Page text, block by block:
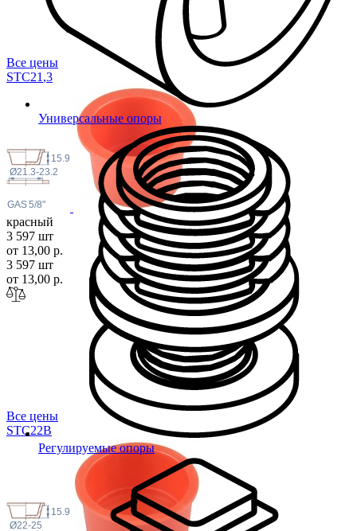
Универсальные опоры
Регулируемые опоры
Все цены
STC21 ,3
Ø21.3-23.2
GAS5/8"
15.9
красный
3 597 шт
от 13,00 р.
3 597 шт
от 13,00 р.
Все цены
STC22B
Ø22-25
15.9